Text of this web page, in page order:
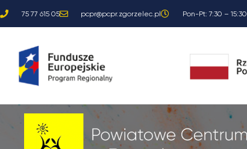
Przejdź
do
75 77 615 05 pcpr@pcpr.zgorzelec.pl Pon-Pt: 7:30 – 15:30